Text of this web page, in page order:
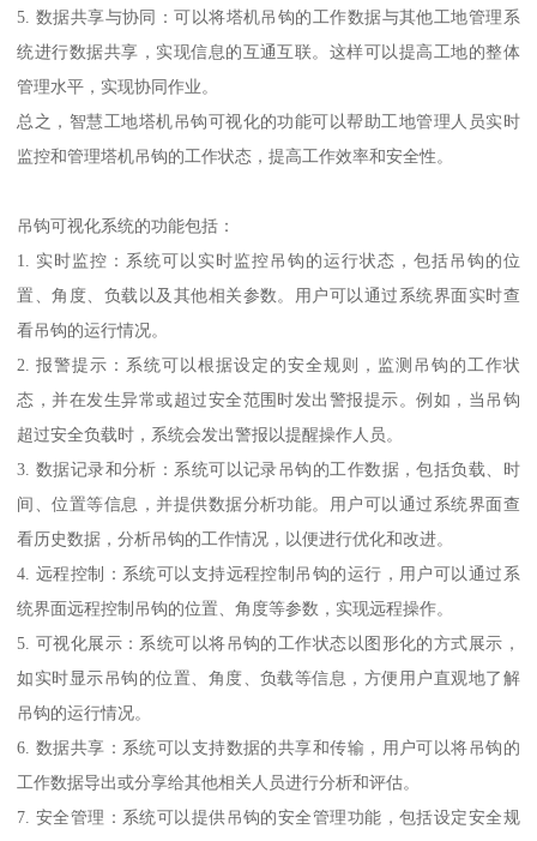
5. 数据共享与协同：可以将塔机吊钩的工作数据与其他工地管理系
统进行数据共享，实现信息的互通互联。这样可以提高工地的整体
管理水平，实现协同作业。
总之，智慧工地塔机吊钩可视化的功能可以帮助工地管理人员实时
监控和管理塔机吊钩的工作状态，提高工作效率和安全性。
吊钩可视化系统的功能包括：
1. 实时监控：系统可以实时监控吊钩的运行状态，包括吊钩的位
置、角度、负载以及其他相关参数。用户可以通过系统界面实时查
看吊钩的运行情况。
2. 报警提示：系统可以根据设定的安全规则，监测吊钩的工作状
态，并在发生异常或超过安全范围时发出警报提示。例如，当吊钩
超过安全负载时，系统会发出警报以提醒操作人员。
3. 数据记录和分析：系统可以记录吊钩的工作数据，包括负载、时
间、位置等信息，并提供数据分析功能。用户可以通过系统界面查
看历史数据，分析吊钩的工作情况，以便进行优化和改进。
4. 远程控制：系统可以支持远程控制吊钩的运行，用户可以通过系
统界面远程控制吊钩的位置、角度等参数，实现远程操作。
5. 可视化展示：系统可以将吊钩的工作状态以图形化的方式展示，
如实时显示吊钩的位置、角度、负载等信息，方便用户直观地了解
吊钩的运行情况。
6. 数据共享：系统可以支持数据的共享和传输，用户可以将吊钩的
工作数据导出或分享给其他相关人员进行分析和评估。
7. 安全管理：系统可以提供吊钩的安全管理功能，包括设定安全规